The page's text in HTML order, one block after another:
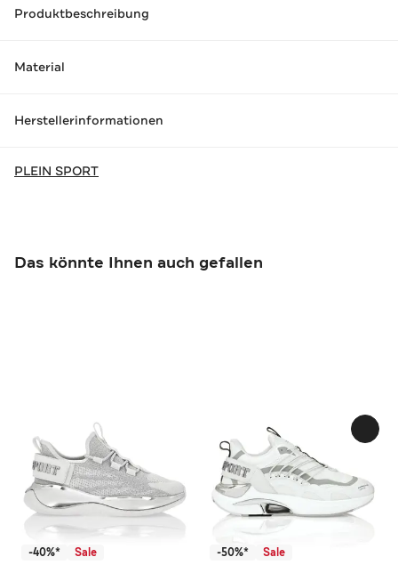
Produktbeschreibung
Material
Herstellerinformationen
PLEIN SPORT
Das könnte Ihnen auch gefallen
-40%* Sale -50%* Sale